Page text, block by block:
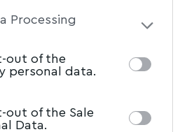
of your personal
This
also be disclosed by us to
further disclose it to
Processing
out of the
personal data.
of the Sale
Data.